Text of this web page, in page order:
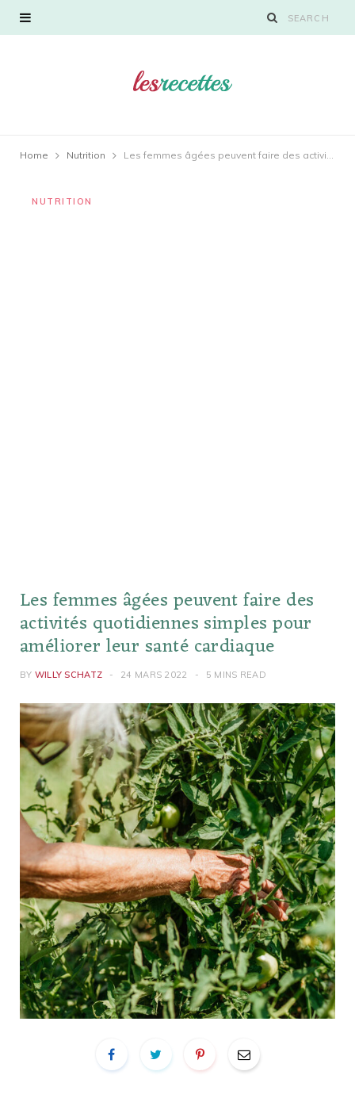
Home Nutrition Les femmes âgées peuvent faire des activités quotidiennes simples pour améliorer leur santé cardiaque
NUTRITION
Les femmes âgées peuvent faire des
activités quotidiennes simples pour
améliorer leur santé cardiaque
BY WILLY SCHATZ 24 MARS 2022 5 MINS READ